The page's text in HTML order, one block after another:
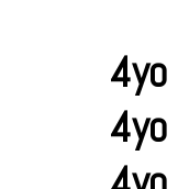
4yo
4yo